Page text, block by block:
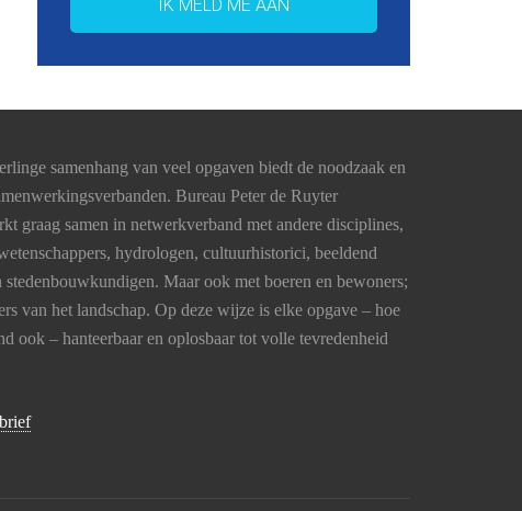
samenhang van veel opgaven biedt de noodzaak en
Bureau Peter de Ruyter
graag samen in netwerkverband met andere disciplines,
hydrologen, cultuurhistorici, beeldend
stedenbouwkundigen. Maar ook met boeren en bewoners;
van het landschap. Op deze wijze is elke opgave – hoe
ook – hanteerbaar en oplosbaar tot volle tevredenheid